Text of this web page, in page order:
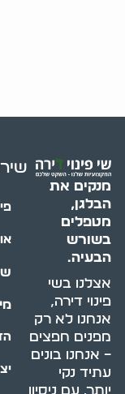
מנקים את
הבלגן,
מטפלים
בשורש
הבעיה.
אצלנו בשי
פינוי דירה,
אנחנו לא רק
מפנים חפצים
– אנחנו בונים
עתיד נקי
יותר. עם ניסיון